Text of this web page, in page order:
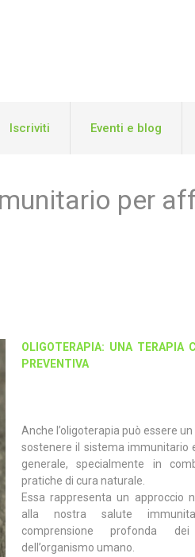
Iscriviti Eventi e blog
per
OLIGOTERAPIA: UNA TERAPIA
PREVENTIVA
Anche l’oligoterapia può essere
sostenere il sistema immunitario
generale, specialmente in
pratiche di cura naturale.
Essa rappresenta un approccio
alla nostra salute
comprensione profonda
dell’organismo umano.